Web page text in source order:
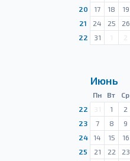
20
17 18 19
21
24 25 26
22
31 1 2
Июнь
Пн Вт Ср
22
31 1 2
23
7 8 9
24
14 15 16
25
21 22 23